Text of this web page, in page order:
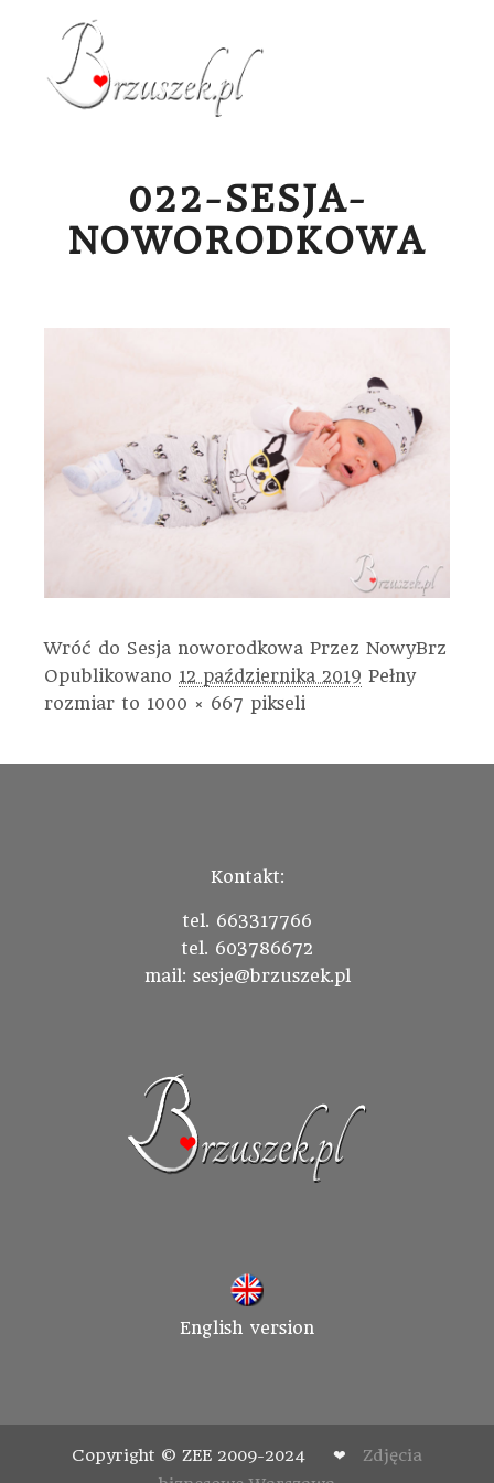
022-SESJA-
NOWORODKOWA
Wróć do Sesja noworodkowa Przez NowyBrz
Opublikowano 12 października 2019 Pełny
rozmiar to 1000 × 667 pikseli
Kontakt:
tel. 663317766
tel. 603786672
mail: sesje@brzuszek.pl
English version
Copyright © ZEE 2009-2024 ❤ Zdjęcia